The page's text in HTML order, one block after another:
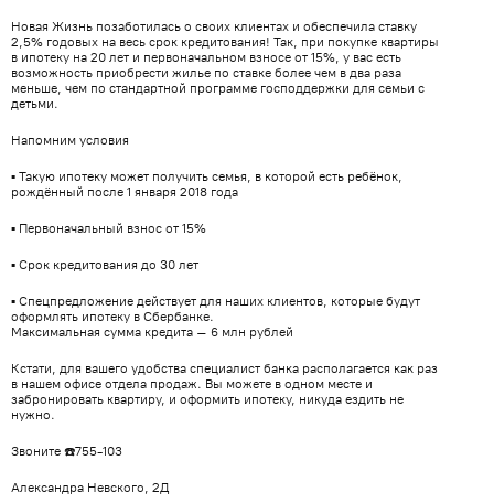
Новая Жизнь позаботилась о своих клиентах и обеспечила ставку
2,5% годовых на весь срок кредитования! Так, при покупке квартиры
в ипотеку на 20 лет и первоначальном взносе от 15%, у вас есть
возможность приобрести жилье по ставке более чем в два раза
меньше, чем по стандартной программе господдержки для семьи с
детьми.
Напомним условия
▪️ Такую ипотеку может получить семья, в которой есть ребёнок,
рождённый после 1 января 2018 года
▪️ Первоначальный взнос от 15%
▪️ Срок кредитования до 30 лет
▪️ Спецпредложение действует для наших клиентов, которые будут
оформлять ипотеку в Сбербанке.
Максимальная сумма кредита – 6 млн рублей
Кстати, для вашего удобства специалист банка располагается как раз
в нашем офисе отдела продаж. Вы можете в одном месте и
забронировать квартиру, и оформить ипотеку, никуда ездить не
нужно.
Звоните ☎️755-103
Александра Невского, 2Д